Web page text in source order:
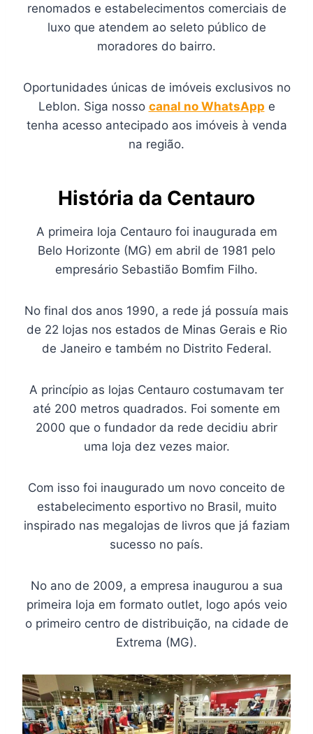
renomados e estabelecimentos comerciais de
luxo que atendem ao seleto público de
moradores do bairro.
Oportunidades únicas de imóveis exclusivos no
Leblon. Siga nosso canal no WhatsApp e
tenha acesso antecipado aos imóveis à venda
na região.
História da Centauro
A primeira loja Centauro foi inaugurada em
Belo Horizonte (MG) em abril de 1981 pelo
empresário Sebastião Bomfim Filho.
No final dos anos 1990, a rede já possuía mais
de 22 lojas nos estados de Minas Gerais e Rio
de Janeiro e também no Distrito Federal.
A princípio as lojas Centauro costumavam ter
até 200 metros quadrados. Foi somente em
2000 que o fundador da rede decidiu abrir
uma loja dez vezes maior.
Com isso foi inaugurado um novo conceito de
estabelecimento esportivo no Brasil, muito
inspirado nas megalojas de livros que já faziam
sucesso no país.
No ano de 2009, a empresa inaugurou a sua
primeira loja em formato outlet, logo após veio
o primeiro centro de distribuição, na cidade de
Extrema (MG).